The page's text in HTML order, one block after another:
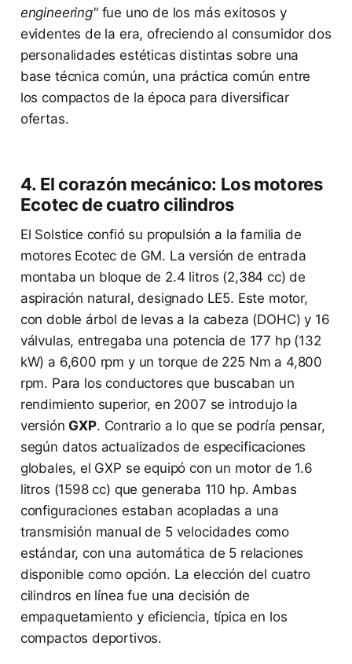
engineering"fue uno de los más exitosos y
evidentes de la era, ofreciendo al consumidor dos
personalidades estéticas distintas sobre una
base técnica común, una práctica común entre
los compactos de la época para diversificar
ofertas.
4. El corazón mecánico: Los motores
Ecotec de cuatro cilindros
El Solstice confió su propulsión a la familia de
motores Ecotec de GM. La versión de entrada
montaba un bloque de 2.4 litros (2,384 cc) de
aspiración natural, designado LE5. Este motor,
con doble árbol de levas a la cabeza (DOHC) y 16
válvulas, entregaba una potencia de 177 hp (132
kW) a 6,600 rpm y un torque de 225 Nm a 4,800
rpm. Para los conductores que buscaban un
rendimiento superior, en 2007 se introdujo la
versión GXP. Contrario a lo que se podría pensar,
según datos actualizados de especificaciones
globales, el GXP se equipó con un motor de 1.6
litros (1598 cc) que generaba 110 hp. Ambas
configuraciones estaban acopladas a una
transmisión manual de 5 velocidades como
estándar, con una automática de 5 relaciones
disponible como opción. La elección del cuatro
cilindros en línea fue una decisión de
empaquetamiento y eficiencia, típica en los
compactos deportivos.